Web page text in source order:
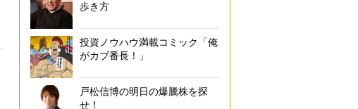
歩き方
投資ノウハウ満載コミック「俺
がカブ番長！」
戸松信博の明日の爆騰株を探
せ！